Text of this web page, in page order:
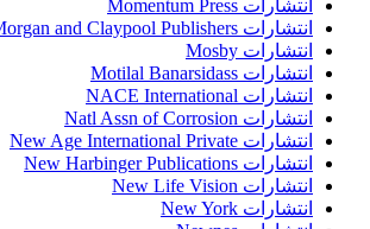
انتشارات Momentum Press
انتشارات Morgan and Claypool Publishers
انتشارات Mosby
انتشارات Motilal Banarsidass
انتشارات NACE International
انتشارات Natl Assn of Corrosion
انتشارات New Age International Private
انتشارات New Harbinger Publications
انتشارات New Life Vision
انتشارات New York